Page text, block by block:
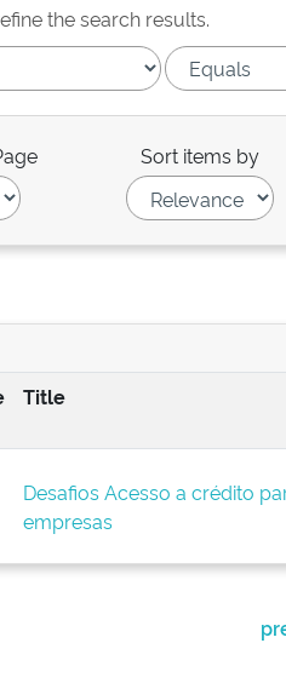
the search results.
Sort items by
Title
Desafios Acesso a crédito
empresas